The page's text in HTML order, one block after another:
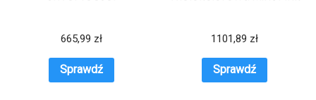
665,99 zł
Sprawdź
1101,89 zł
Sprawdź